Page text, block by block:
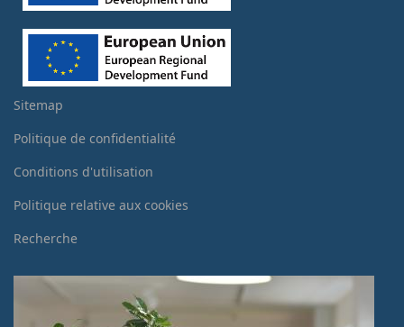
Sitemap
Politique de confidentialité
Conditions d'utilisation
Politique relative aux cookies
Recherche